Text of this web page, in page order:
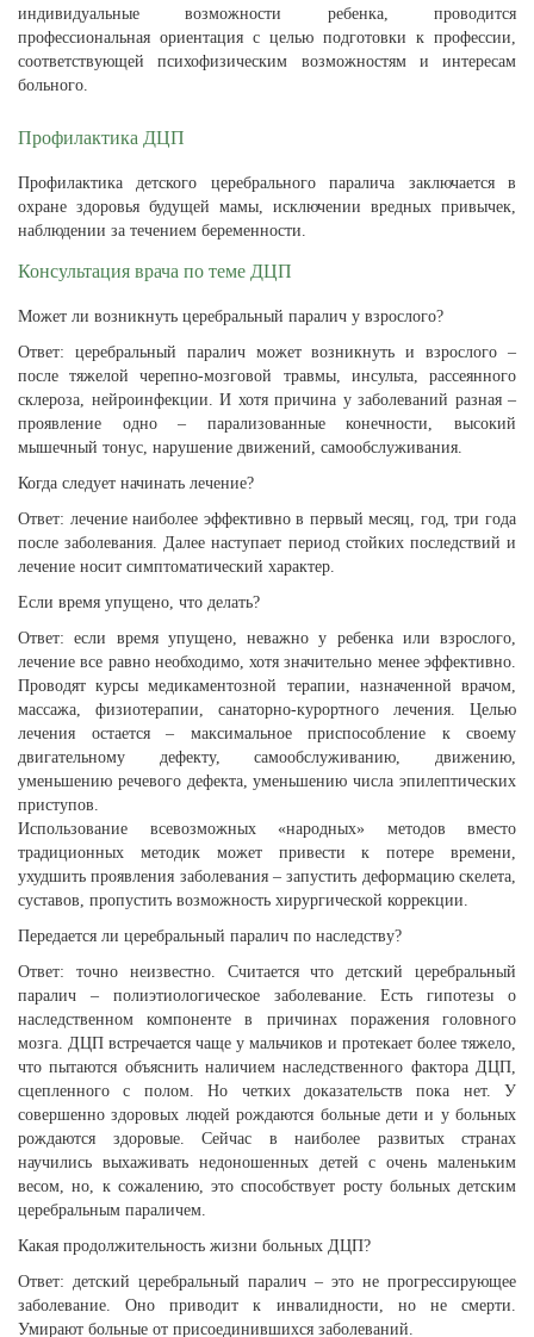
индивидуальные возможности ребенка, проводится
профессиональная ориентация с целью подготовки к профессии,
соответствующей психофизическим возможностям и интересам
больного.
Профилактика ДЦП
Профилактика детского церебрального паралича заключается в
охране здоровья будущей мамы, исключении вредных привычек,
наблюдении за течением беременности.
Консультация врача по теме ДЦП
Может ли возникнуть церебральный паралич у взрослого?
Ответ: церебральный паралич может возникнуть и взрослого –
после тяжелой черепно-мозговой травмы, инсульта, рассеянного
склероза, нейроинфекции. И хотя причина у заболеваний разная –
проявление одно – парализованные конечности, высокий
мышечный тонус, нарушение движений, самообслуживания.
Когда следует начинать лечение?
Ответ: лечение наиболее эффективно в первый месяц, год, три года
после заболевания. Далее наступает период стойких последствий и
лечение носит симптоматический характер.
Если время упущено, что делать?
Ответ: если время упущено, неважно у ребенка или взрослого,
лечение все равно необходимо, хотя значительно менее эффективно.
Проводят курсы медикаментозной терапии, назначенной врачом,
массажа, физиотерапии, санаторно-курортного лечения. Целью
лечения остается – максимальное приспособление к своему
двигательному дефекту, самообслуживанию, движению,
уменьшению речевого дефекта, уменьшению числа эпилептических
приступов.
Использование всевозможных «народных» методов вместо
традиционных методик может привести к потере времени,
ухудшить проявления заболевания – запустить деформацию скелета,
суставов, пропустить возможность хирургической коррекции.
Передается ли церебральный паралич по наследству?
Ответ: точно неизвестно. Считается что детский церебральный
паралич – полиэтиологическое заболевание. Есть гипотезы о
наследственном компоненте в причинах поражения головного
мозга. ДЦП встречается чаще у мальчиков и протекает более тяжело,
что пытаются объяснить наличием наследственного фактора ДЦП,
сцепленного с полом. Но четких доказательств пока нет. У
совершенно здоровых людей рождаются больные дети и у больных
рождаются здоровые. Сейчас в наиболее развитых странах
научились выхаживать недоношенных детей с очень маленьким
весом, но, к сожалению, это способствует росту больных детским
церебральным параличем.
Какая продолжительность жизни больных ДЦП?
Ответ: детский церебральный паралич – это не прогрессирующее
заболевание. Оно приводит к инвалидности, но не смерти.
Умирают больные от присоединившихся заболеваний.